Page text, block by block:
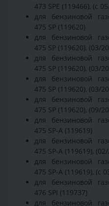
473 SPE (119466), (с
для бензиновой
475 SP (119620)
для бензиновой
475 SP (119620), (03/
для бензиновой
475 SP (119620), (03/
для бензиновой
475 SP (119620), (03/
для бензиновой
475 SP (119620), (09/
для бензиновой
475 SP-A (119619)
для бензиновой
475 SP-A (119619),
для бензиновой
475 SP-A (119619), (с
для бензиновой
476 SPI (119737)
для бензиновой